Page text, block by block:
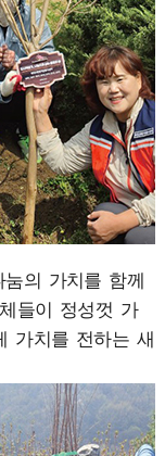
의 가치를 함께
들이 정성껏 가
가치를 전하는 새